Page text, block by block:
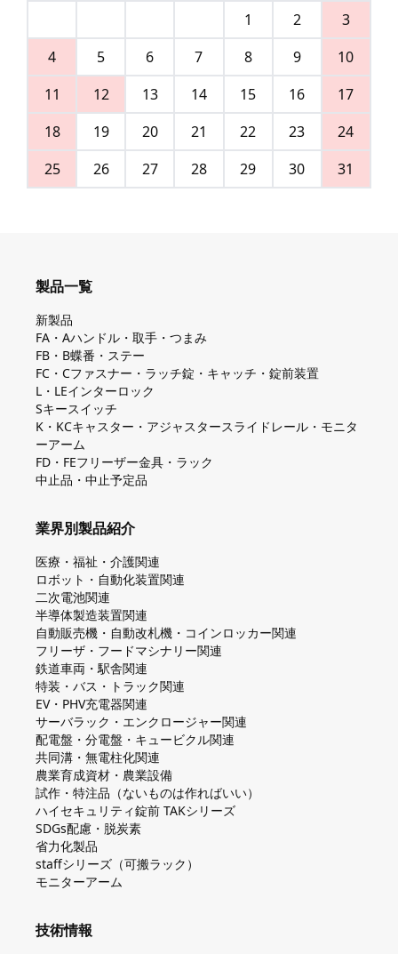
1
2
3
4
5 6 7 8 9
10
11
12 13 14 15 16
17
18
19 20 21 22 23
24
25
26 27 28 29 30 31
製品一覧
新製品
FA・Aハンドル・取手・つまみ
FB・B蝶番・ステー
FC・Cファスナー・ラッチ錠・キャッチ・錠前装置
L・LEインターロック
Sキースイッチ
K・KCキャスター・アジャスタースライドレール・モニタ
ーアーム
FD・FEフリーザー金具・ラック
中止品・中止予定品
業界別製品紹介
医療・福祉・介護関連
ロボット・自動化装置関連
二次電池関連
半導体製造装置関連
自動販売機・自動改札機・コインロッカー関連
フリーザ・フードマシナリー関連
鉄道車両・駅舎関連
特装・バス・トラック関連
EV・PHV充電器関連
サーバラック・エンクロージャー関連
配電盤・分電盤・キュービクル関連
共同溝・無電柱化関連
農業育成資材・農業設備
試作・特注品（ないものは作ればいい）
ハイセキュリティ錠前 TAKシリーズ
SDGs配慮・脱炭素
省力化製品
staffシリーズ（可搬ラック）
モニターアーム
技術情報